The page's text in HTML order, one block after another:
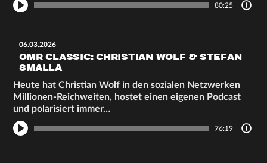
80:25
06.03.2026
OMR CLASSIC: CHRISTIAN WOLF & STEFAN
SMALLA
Heute hat Christian Wolf in den sozialen Netzwerken
Millionen-Reichweiten, hostet einen eigenen Podcast
und polarisiert immer…
76:19